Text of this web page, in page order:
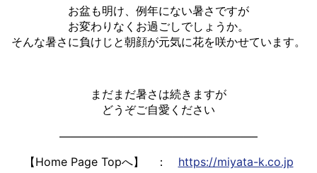
お盆も明け、例年にない暑さですが
お変わりなくお過ごしでしょうか。
そんな暑さに負けじと朝顔が元気に花を咲かせています。
まだまだ暑さは続きますが
どうぞご自愛ください
—————————————————–
【Home Page Topへ】 ： https://miyata-k.co.jp